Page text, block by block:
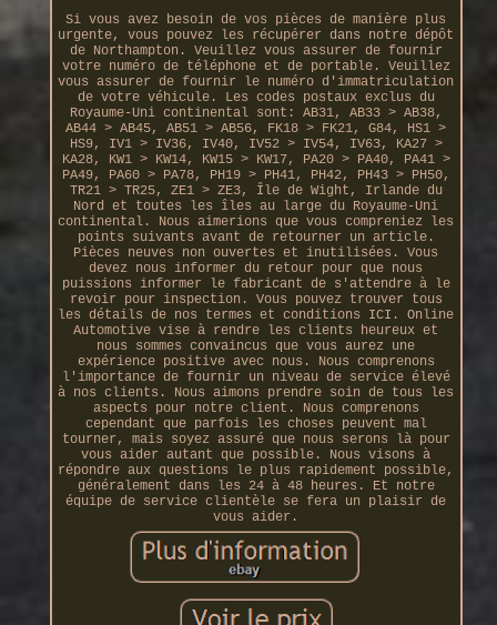
Si vous avez besoin de vos pièces de manière plus
urgente, vous pouvez les récupérer dans notre dépôt
de Northampton. Veuillez vous assurer de fournir
votre numéro de téléphone et de portable. Veuillez
vous assurer de fournir le numéro d'immatriculation
de votre véhicule. Les codes postaux exclus du
Royaume-Uni continental sont: AB31, AB33 > AB38,
AB44 > AB45, AB51 > AB56, FK18 > FK21, G84, HS1 >
HS9, IV1 > IV36, IV40, IV52 > IV54, IV63, KA27 >
KA28, KW1 > KW14, KW15 > KW17, PA20 > PA40, PA41 >
PA49, PA60 > PA78, PH19 > PH41, PH42, PH43 > PH50,
TR21 > TR25, ZE1 > ZE3, Île de Wight, Irlande du
Nord et toutes les îles au large du Royaume-Uni
continental. Nous aimerions que vous compreniez les
points suivants avant de retourner un article.
Pièces neuves non ouvertes et inutilisées. Vous
devez nous informer du retour pour que nous
puissions informer le fabricant de s'attendre à le
revoir pour inspection. Vous pouvez trouver tous
les détails de nos termes et conditions ICI. Online
Automotive vise à rendre les clients heureux et
nous sommes convaincus que vous aurez une
expérience positive avec nous. Nous comprenons
l'importance de fournir un niveau de service élevé
à nos clients. Nous aimons prendre soin de tous les
aspects pour notre client. Nous comprenons
cependant que parfois les choses peuvent mal
tourner, mais soyez assuré que nous serons là pour
vous aider autant que possible. Nous visons à
répondre aux questions le plus rapidement possible,
généralement dans les 24 à 48 heures. Et notre
équipe de service clientèle se fera un plaisir de
vous aider.